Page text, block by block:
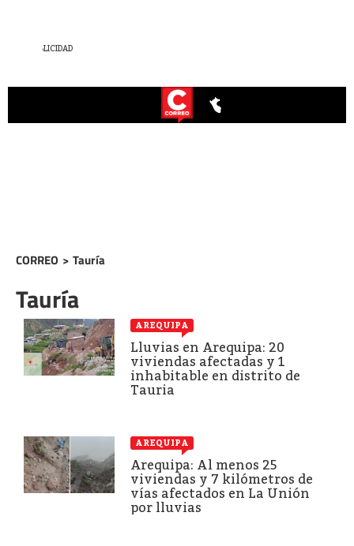
CORREO > Tauría
Tauría
AREQUIPA
Lluvias en Arequipa: 20
viviendas afectadas y 1
inhabitable en distrito de
Tauria
AREQUIPA
Arequipa: Al menos 25
viviendas y 7 kilómetros de
vías afectados en La Unión
por lluvias